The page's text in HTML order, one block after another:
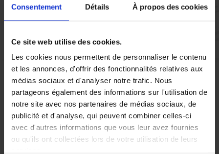
Consentement Détails À propos des cookies
Ce site web utilise des cookies.
Les cookies nous permettent de personnaliser le contenu
et les annonces, d'offrir des fonctionnalités relatives aux
médias sociaux et d'analyser notre trafic. Nous
partageons également des informations sur l'utilisation de
notre site avec nos partenaires de médias sociaux, de
publicité et d'analyse, qui peuvent combiner celles-ci
avec d'autres informations que vous leur avez fournies
ou qu'ils ont collectées lors de votre utilisation de leurs
Vous évaluez la prestation
Vous recevez une demande d’évaluation de votre expérience
Nous avons pensé à tout